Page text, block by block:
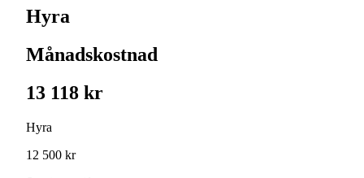
Hyra
Månadskostnad
13 118 kr
Hyra
12 500 kr